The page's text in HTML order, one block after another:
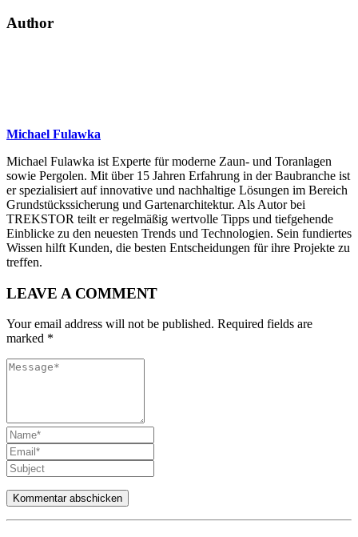
Author
Michael Fulawka
Michael Fulawka ist Experte für moderne Zaun- und Toranlagen
sowie Pergolen. Mit über 15 Jahren Erfahrung in der Baubranche ist
er spezialisiert auf innovative und nachhaltige Lösungen im Bereich
Grundstückssicherung und Gartenarchitektur. Als Autor bei
TREKSTOR teilt er regelmäßig wertvolle Tipps und tiefgehende
Einblicke zu den neuesten Trends und Technologien. Sein fundiertes
Wissen hilft Kunden, die besten Entscheidungen für ihre Projekte zu
treffen.
LEAVE A COMMENT
Your email address will not be published. Required fields are
marked *